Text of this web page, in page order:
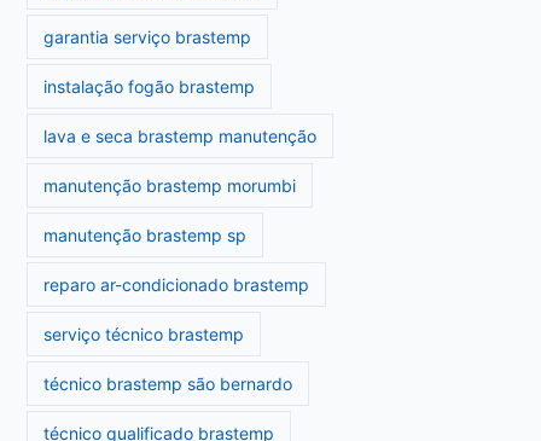
garantia serviço brastemp
instalação fogão brastemp
lava e seca brastemp manutenção
manutenção brastemp morumbi
manutenção brastemp sp
reparo ar-condicionado brastemp
serviço técnico brastemp
técnico brastemp são bernardo
técnico qualificado brastemp